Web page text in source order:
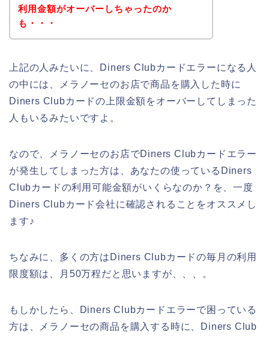
利用金額がオーバーしちゃったのか
も・・・
上記の人みたいに、Diners Clubカードエラーになる人
の中には、メラノーセのお店で商品を購入した時に
Diners Clubカードの上限金額をオーバーしてしまった
人もいるみたいですよ。
なので、メラノーセのお店でDiners Clubカードエラー
が発生してしまった方は、あなたの使っているDiners
Clubカードの利用可能金額がいくらなのか？を、一度
Diners Clubカード会社に確認されることをオススメし
ます♪
ちなみに、多くの方はDiners Clubカードの毎月の利用
限度額は、月50万程だと思いますが、、、。
もしかしたら、Diners Clubカードエラーで困っている
方は、メラノーセの商品を購入する時に、Diners Club